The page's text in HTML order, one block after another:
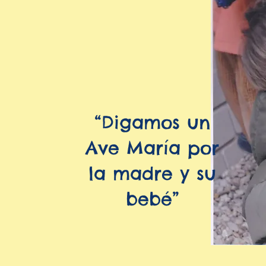
“Digamos un
Ave María por
la madre y su
bebé”